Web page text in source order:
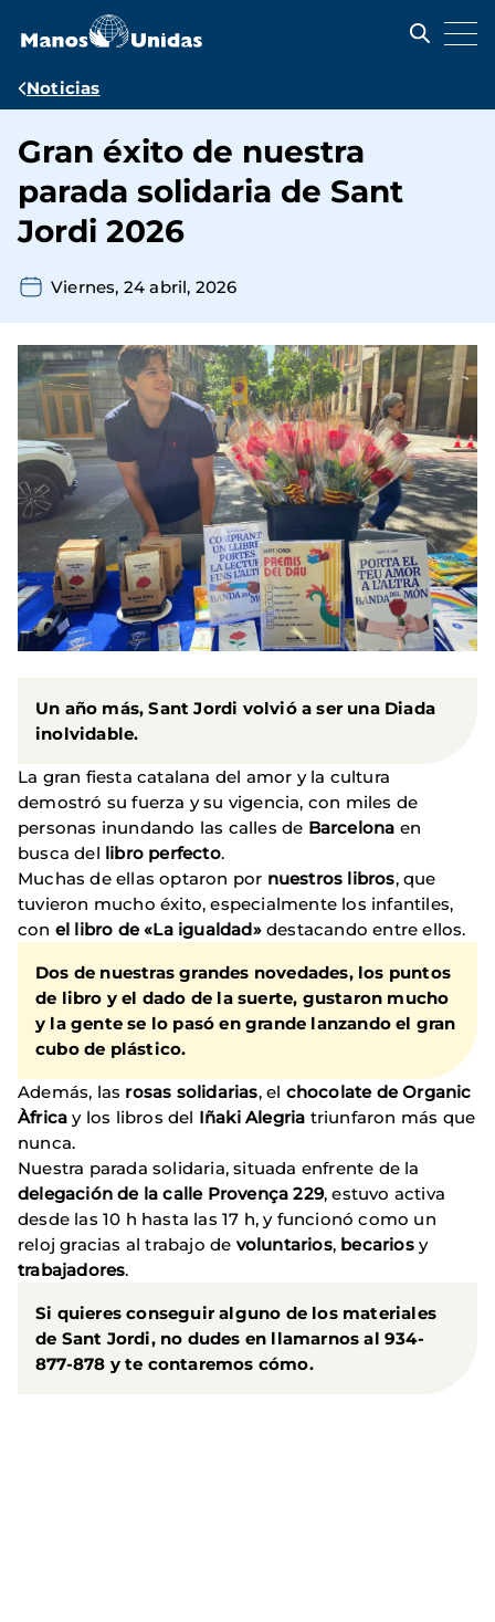
contenido
Ruta
navegación
Noticias
Gran éxito de nuestra
parada solidaria de Sant
Jordi 2026
Viernes, 24 abril, 2026
Un año más, Sant Jordi volvió a ser una Diada
inolvidable.
La gran fiesta catalana del amor y la cultura
demostró su fuerza y ​​su vigencia, con miles de
personas inundando las calles de Barcelona en
busca del libro perfecto.
Muchas de ellas optaron por nuestros libros, que
tuvieron mucho éxito, especialmente los infantiles,
con el libro de «La igualdad»destacando entre ellos.
Dos de nuestras grandes novedades, los puntos
de libro y el dado de la suerte, gustaron mucho
y la gente se lo pasó en grande lanzando el gran
cubo de plástico.
Además, las rosas solidarias, el chocolate de Organic
Àfrica y los libros del Iñaki Alegria triunfaron más que
nunca.
Nuestra parada solidaria, situada enfrente de la
delegación de la calle Provença 229, estuvo activa
desde las 10 h hasta las 17 h, y funcionó como un
reloj gracias al trabajo de voluntarios, becariosy
trabajadores.
Si quieres conseguir alguno de los materiales
de Sant Jordi, no dudes en llamarnos al 934-
877-878 y te contaremos cómo.